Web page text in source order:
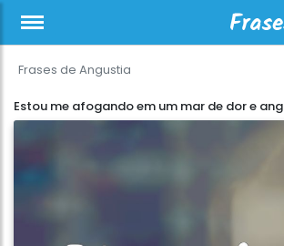
Frases de Angustia
Estou me afogando em um mar de dor e ang